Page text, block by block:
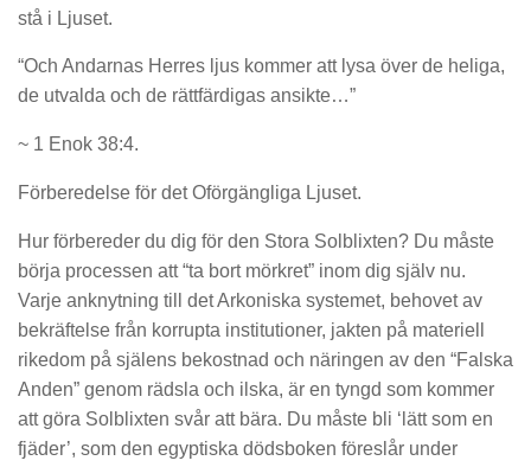
stå i Ljuset.
“Och Andarnas Herres ljus kommer att lysa över de heliga,
de utvalda och de rättfärdigas ansikte…”
~ 1 Enok 38:4.
Förberedelse för det Oförgängliga Ljuset.
Hur förbereder du dig för den Stora Solblixten? Du måste
börja processen att “ta bort mörkret” inom dig själv nu.
Varje anknytning till det Arkoniska systemet, behovet av
bekräftelse från korrupta institutioner, jakten på materiell
rikedom på själens bekostnad och näringen av den “Falska
Anden” genom rädsla och ilska, är en tyngd som kommer
att göra Solblixten svår att bära. Du måste bli ‘lätt som en
fjäder’, som den egyptiska dödsboken föreslår under